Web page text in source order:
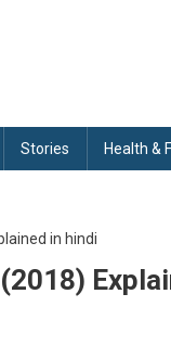
Stories Health &